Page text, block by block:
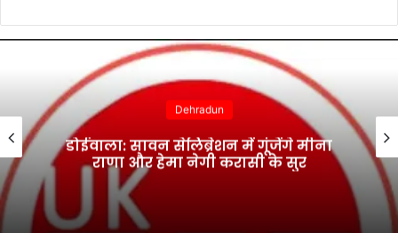
Dehradun
डोईवाला: सावन सेलिब्रेशन में गूंजेंगे मीना
राणा और हेमा नेगी करासी के सुर